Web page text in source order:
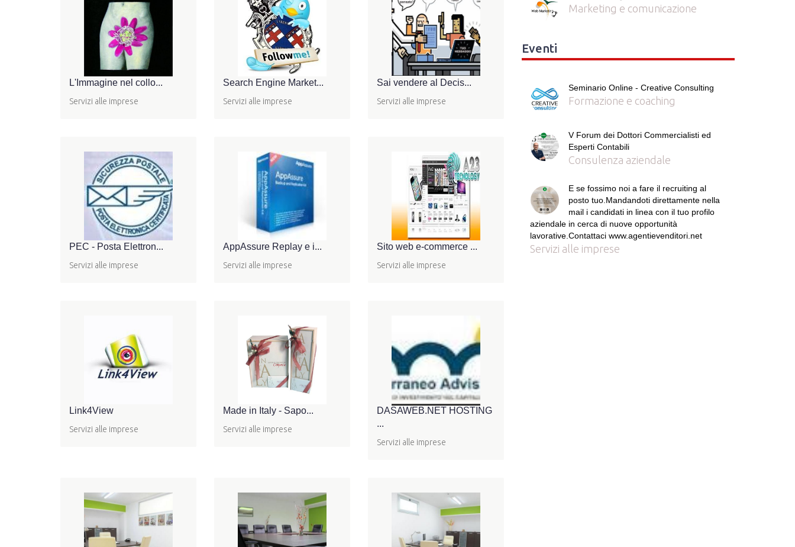
L'Immagine nel collo...
Servizi alle imprese
Search Engine Market...
Servizi alle imprese
Sai vendere al Decis...
Servizi alle imprese
PEC - Posta Elettron...
Servizi alle imprese
AppAssure Replay e i...
Servizi alle imprese
Sito web e-commerce ...
Servizi alle imprese
Link4View
Servizi alle imprese
Made in Italy - Sapo...
Servizi alle imprese
DASAWEB.NET HOSTING
...
Servizi alle imprese
Marketing e comunicazione
Eventi
Seminario Online - Creative Consulting
Formazione e coaching
V Forum dei Dottori Commercialisti ed
Esperti Contabili
Consulenza aziendale
E se fossimo noi a fare il recruiting al
posto tuo.Mandandoti direttamente nella
mail i candidati in linea con il tuo profilo
aziendale in cerca di nuove opportunità
lavorative.Contattaci www.agentievenditori.net
Servizi alle imprese